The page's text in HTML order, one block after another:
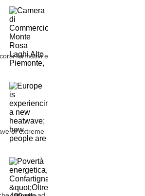
formativi e
of extreme